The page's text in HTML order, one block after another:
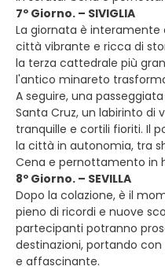
7º Giorno. – SIVIGLIA
La giornata è interamente
città vibrante e ricca di
la terza cattedrale più
l'antico minareto
A seguire, una
Santa Cruz, un labirinto di
tranquille e cortili fioriti. Il
la città in autonomia, tra
Cena e pernottamento in
8º Giorno. – SEVILLA
Dopo la colazione, è il
pieno di ricordi e nuove
partecipanti potranno
destinazioni, portando
e affascinante.